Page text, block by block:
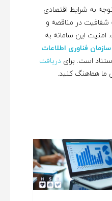
امکان را می‌دهد
حل کنند و نه فقط
به شرایط اقتصادی
شفافیت در مناقصه و
امنیت این سامانه به
سازمان فناوری اطلاعات
است. برایدریافت
ما هماهنگ کنید.